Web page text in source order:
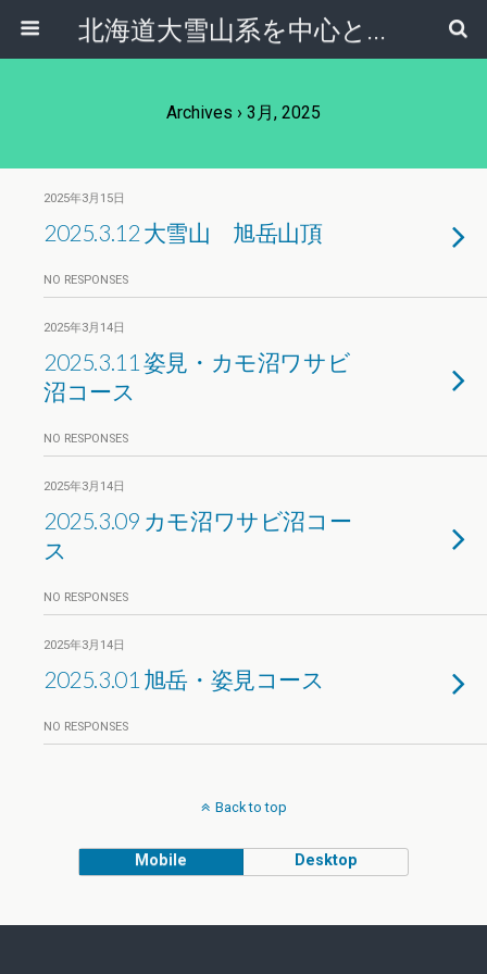
北海道大雪山系を中心とした登山・自然ガイド｜大雪山倶楽部ブログ
Archives › 3月, 2025
2025年3月15日
2025.3.12 大雪山 旭岳山頂
NO RESPONSES
2025年3月14日
2025.3.11 姿見・カモ沼ワサビ
沼コース
NO RESPONSES
2025年3月14日
2025.3.09 カモ沼ワサビ沼コー
ス
NO RESPONSES
2025年3月14日
2025.3.01 旭岳・姿見コース
NO RESPONSES
Back to top
Mobile Desktop